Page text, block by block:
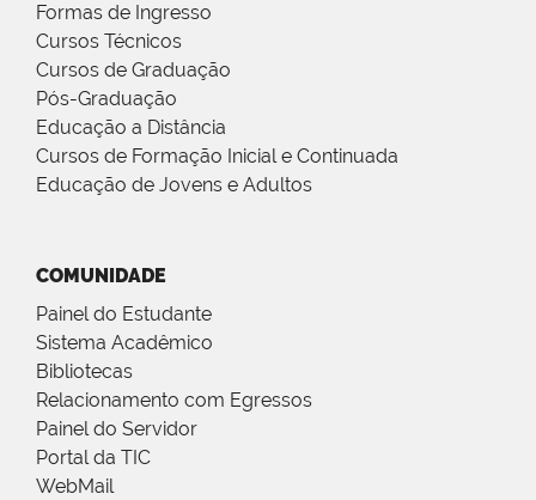
Formas de Ingresso
Cursos Técnicos
Cursos de Graduação
Pós-Graduação
Educação a Distância
Cursos de Formação Inicial e Continuada
Educação de Jovens e Adultos
COMUNIDADE
Painel do Estudante
Sistema Acadêmico
Bibliotecas
Relacionamento com Egressos
Painel do Servidor
Portal da TIC
WebMail